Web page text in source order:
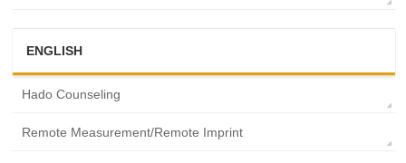
ENGLISH
Hado Counseling
Remote Measurement/Remote Imprint